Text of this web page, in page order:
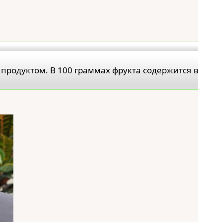
В 100 граммах фрукта содержится